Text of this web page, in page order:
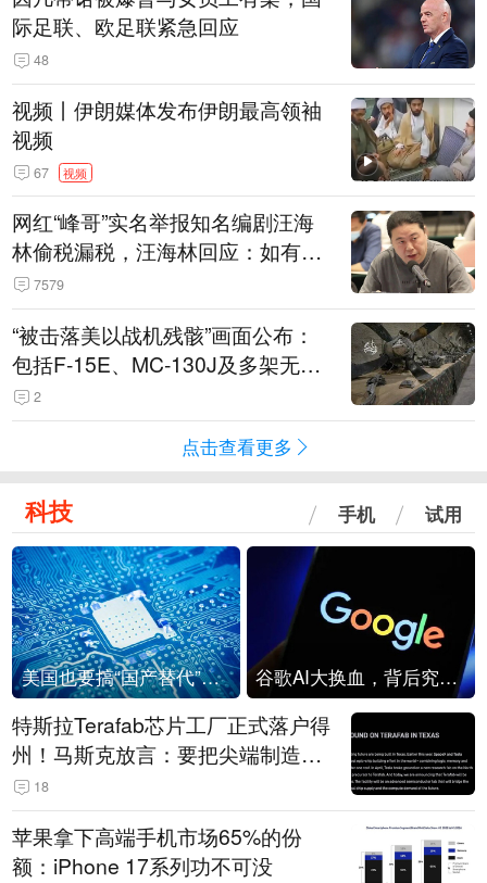
际足联、欧足联紧急回应
48
视频丨伊朗媒体发布伊朗最高领袖
视频
67 视频
网红“峰哥”实名举报知名编剧汪海
林偷税漏税，汪海林回应：如有违
法行为，相关机构自会进行评判和
处理
7579
“被击落美以战机残骸”画面公布：
包括F-15E、MC-130J及多架无人
机 2
点击查看更多
科技 手机 试用
美国也要搞“国产替代”？先算清三笔账 谷歌AI大换血，背后究竟发生了什么？
特斯拉Terafab芯片工厂正式落户得
州！马斯克放言：要把尖端制造带
回美国
18
苹果拿下高端手机市场65%的份
额：iPhone 17系列功不可没